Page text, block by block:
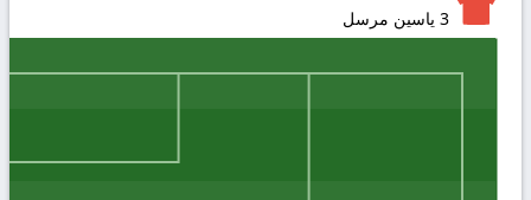
3 ياسين مرسل